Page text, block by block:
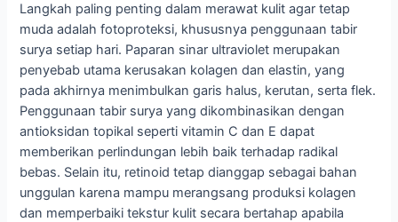
Langkah paling penting dalam merawat kulit agar tetap
muda adalah fotoproteksi, khususnya penggunaan tabir
surya setiap hari. Paparan sinar ultraviolet merupakan
penyebab utama kerusakan kolagen dan elastin, yang
pada akhirnya menimbulkan garis halus, kerutan, serta flek.
Penggunaan tabir surya yang dikombinasikan dengan
antioksidan topikal seperti vitamin C dan E dapat
memberikan perlindungan lebih baik terhadap radikal
bebas. Selain itu, retinoid tetap dianggap sebagai bahan
unggulan karena mampu merangsang produksi kolagen
dan memperbaiki tekstur kulit secara bertahap apabila